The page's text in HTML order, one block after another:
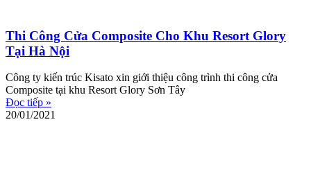
Thi Công Cửa Composite Cho Khu Resort Glory
Tại Hà Nội
Công ty kiến trúc Kisato xin giới thiệu công trình thi công cửa
Composite tại khu Resort Glory Sơn Tây
Đọc tiếp »
20/01/2021